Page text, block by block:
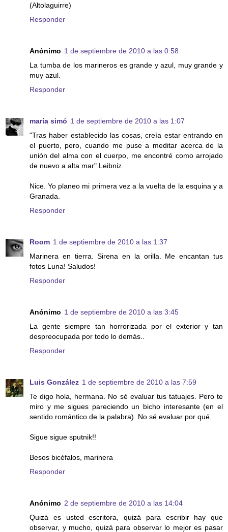
(Altolaguirre)
Responder
Anónimo 1 de septiembre de 2010 a las 0:58
La tumba de los marineros es grande y azul, muy grande y
muy azul.
Responder
maría simó 1 de septiembre de 2010 a las 1:07
"Tras haber establecido las cosas, creía estar entrando en
el puerto, pero, cuando me puse a meditar acerca de la
unión del alma con el cuerpo, me encontré como arrojado
de nuevo a alta mar" Leibniz
Nice. Yo planeo mi primera vez a la vuelta de la esquina y a
Granada.
Responder
Room 1 de septiembre de 2010 a las 1:37
Marinera en tierra. Sirena en la orilla. Me encantan tus
fotos Luna! Saludos!
Responder
Anónimo 1 de septiembre de 2010 a las 3:45
La gente siempre tan horrorizada por el exterior y tan
despreocupada por todo lo demás..
Responder
Luis González 1 de septiembre de 2010 a las 7:59
Te digo hola, hermana. No sé evaluar tus tatuajes. Pero te
miro y me sigues pareciendo un bicho interesante (en el
sentido romántico de la palabra). No sé evaluar por qué.
Sigue sigue sputnik!!
Besos bicéfalos, marinera
Responder
Anónimo 2 de septiembre de 2010 a las 14:04
Quizá es usted escritora, quizá para escribir hay que
observar, y mucho, quizá para observar lo mejor es pasar